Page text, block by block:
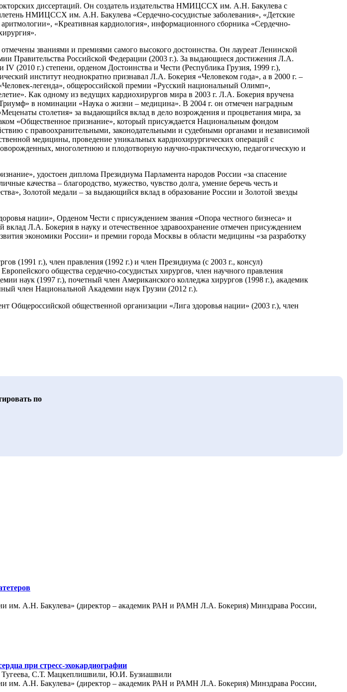
диссертаций. Он создатель издательства НМИЦССХ им. А.Н. Бакулева с
НМИЦССХ им. А.Н. Бакулева «Сердечно-сосудистые заболевания», «Детские
«Креативная кардиология», информационного сборника «Сердечно-
званиями и премиями самого высокого достоинства. Он лауреат Ленинской
Правительства Российской Федерации (2003 г.). За выдающиеся достижения Л.А.
(2010 г.) степени, орденом Достоинства и Чести (Республика Грузия, 1999 г.),
институт неоднократно признавал Л.А. Бокерия «Человеком года», а в 2000 г. –
легенда», общероссийской премии «Русский национальный Олимп»,
Как одному из ведущих кардиохирургов мира в 2003 г. Л.А. Бокерия вручена
в номинации «Наука о жизни – медицина». В 2004 г. он отмечен наградным
столетия» за выдающийся вклад в дело возрождения и процветания мира, за
«Общественное признание», который присуждается Национальным фондом
с правоохранительными, законодательными и судебными органами и независимой
медицины, проведение уникальных кардиохирургических операций с
многолетнюю и плодотворную научно-практическую, педагогическую и
удостоен диплома Президиума Парламента народов России «за спасение
качества – благородство, мужество, чувство долга, умение беречь честь и
Золотой медали – за выдающийся вклад в образование России и Золотой звезды
нации», Орденом Чести с присуждением звания «Опора честного бизнеса» и
Л.А. Бокерия в науку и отечественное здравоохранение отмечен присуждением
экономики России» и премии города Москвы в области медицины «за разработку
(1991 г.), член правления (1992 г.) и член Президиума (с 2003 г., консул)
общества сердечно-сосудистых хирургов, член научного правления
наук (1997 г.), почетный член Американского колледжа хирургов (1998 г.), академик
член Национальной Академии наук Грузии (2012 г.).
Общероссийской общественной организации «Лига здоровья нации» (2003 г.), член
по
им. А.Н. Бакулева» (директор – академик РАН и РАМН Л.А. Бокерия) Минздрава России,
при стресс-эхокардиографии
С.Т. Мацкеплишвили, Ю.И. Бузиашвили
им. А.Н. Бакулева» (директор – академик РАН и РАМН Л.А. Бокерия) Минздрава России,